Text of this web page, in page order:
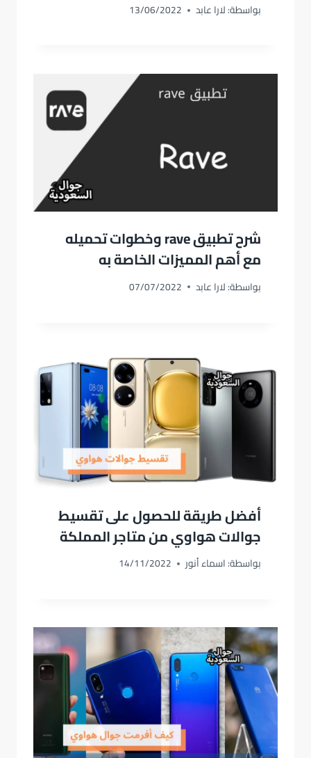
بواسطة:لارا عابد 13/06/2022
شرح تطبيق rave وخطوات تحميله
مع أهم المميزات الخاصة به
بواسطة:لارا عابد 07/07/2022
أفضل طريقة للحصول على تقسيط
جوالات هواوي من متاجر المملكة
بواسطة:اسماء أنور 14/11/2022